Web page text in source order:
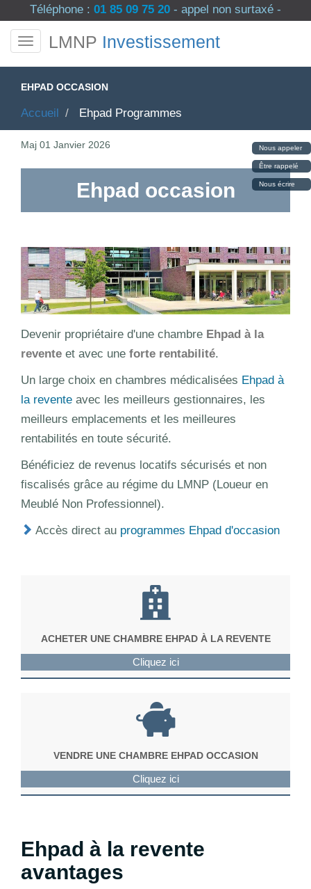
Téléphone : 01 85 09 75 20 - appel non surtaxé -
Nous appeler
Être rappelé
Nous écrire
LMNP Investissement
EHPAD OCCASION
Accueil Ehpad Programmes
Maj 01 Janvier 2026
Ehpad occasion
Devenir propriétaire d'une chambre Ehpad à la
revente et avec une forte rentabilité.
Un large choix en chambres médicalisées Ehpad à
la revente avec les meilleurs gestionnaires, les
meilleurs emplacements et les meilleures
rentabilités en toute sécurité.
Bénéficiez de revenus locatifs sécurisés et non
fiscalisés grâce au régime du LMNP (Loueur en
Meublé Non Professionnel).
Accès direct au programmes Ehpad d'occasion
ACHETER UNE CHAMBRE EHPAD À LA REVENTE
Cliquez ici
VENDRE UNE CHAMBRE EHPAD OCCASION
Cliquez ici
Ehpad à la revente
avantages